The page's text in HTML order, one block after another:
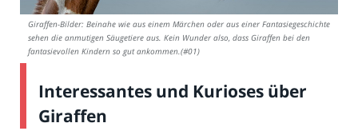
Giraffen-Bilder: Beinahe wie aus einem Märchen oder aus einer Fantasiegeschichte
sehen die anmutigen Säugetiere aus. Kein Wunder also, dass Giraffen bei den
fantasievollen Kindern so gut ankommen.(#01)
Interessantes und Kurioses über
Giraffen